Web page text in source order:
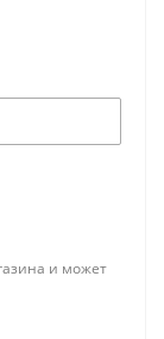
и может